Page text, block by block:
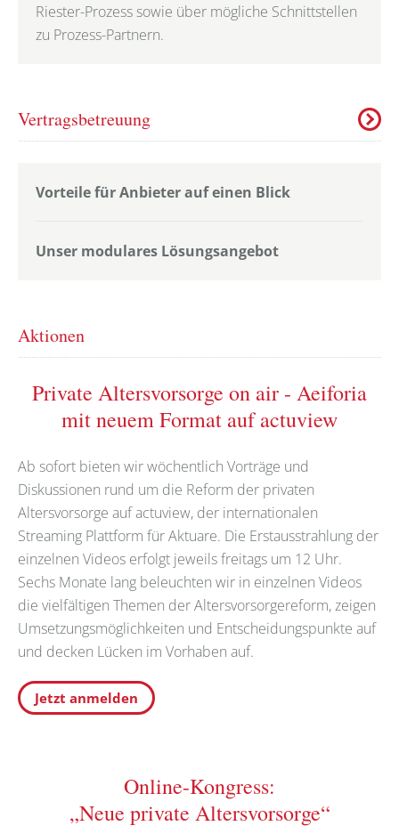
Riester-Prozess sowie über mögliche Schnittstellen
zu Prozess-Partnern.
Vertragsbetreuung
Vorteile für Anbieter auf einen Blick
Unser modulares Lösungsangebot
Aktionen
Private Altersvorsorge on air - Aeiforia
mit neuem Format auf actuview
Ab sofort bieten wir wöchentlich Vorträge und
Diskussionen rund um die Reform der privaten
Altersvorsorge auf actuview, der internationalen
Streaming Plattform für Aktuare. Die Erstausstrahlung der
einzelnen Videos erfolgt jeweils freitags um 12 Uhr.
Sechs Monate lang beleuchten wir in einzelnen Videos
die vielfältigen Themen der Altersvorsorgereform, zeigen
Umsetzungsmöglichkeiten und Entscheidungspunkte auf
und decken Lücken im Vorhaben auf.
Jetzt anmelden
Online-Kongress:
„Neue private Altersvorsorge“